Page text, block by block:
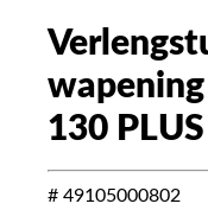
wapening
130 PLUS
# 49105000802